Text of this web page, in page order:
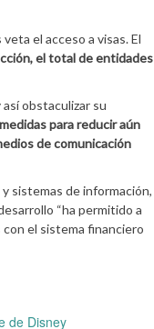
el acceso a visas. El
el total de entidades
obstaculizar su
para reducir aún
de comunicación
sistemas de información,
“ha permitido a
el sistema financiero
de Disney